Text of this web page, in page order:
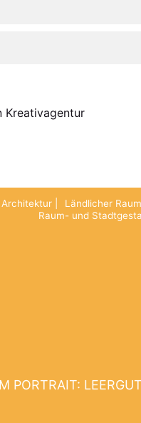
Kreativagentur
Architektur Ländlicher Raum
Raum- und
PORTRAIT: